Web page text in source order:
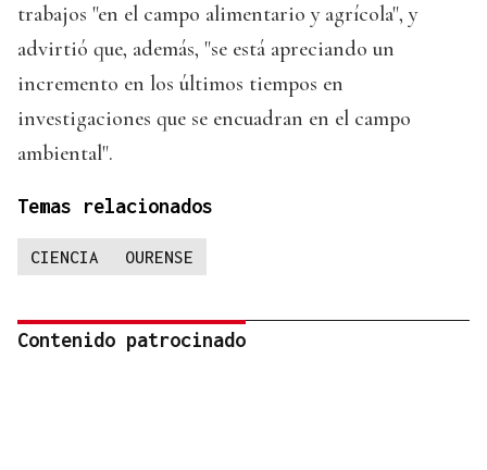
trabajos "en el campo alimentario y agrícola", y
advirtió que, además, "se está apreciando un
incremento en los últimos tiempos en
investigaciones que se encuadran en el campo
ambiental".
Temas relacionados
CIENCIA OURENSE
Contenido patrocinado